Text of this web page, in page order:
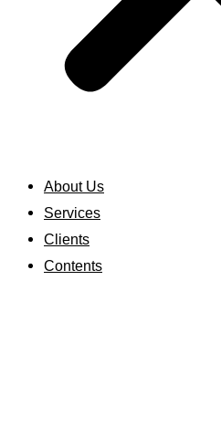
About Us
Services
Clients
Contents